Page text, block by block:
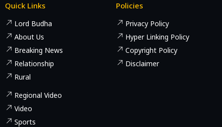
Quick Links
Lord Budha
About Us
Breaking News
Relationship
Rural
Regional Video
Video
Sports
Policies
Privacy Policy
Hyper Linking Policy
Copyright Policy
Disclaimer